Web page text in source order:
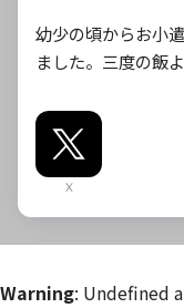
幼少の頃からお小
ました。三度の飯
X
Warning: Undefined